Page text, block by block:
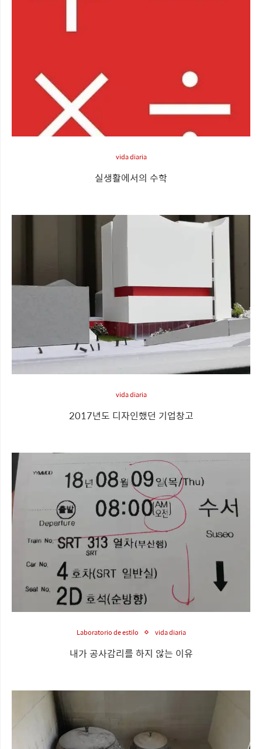
vida diaria
실생활에서의 수학
vida diaria
2017년도 디자인했던 기업창고
Laboratorio de estilo vida diaria
내가 공사감리를 하지 않는 이유